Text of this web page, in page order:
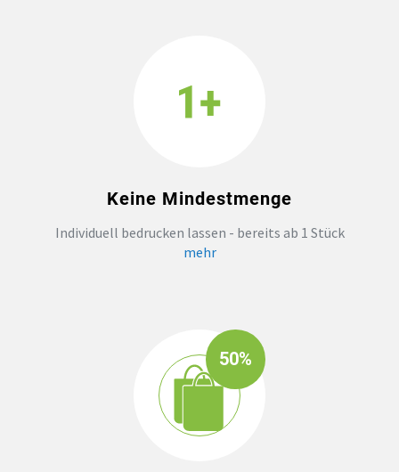
Keine Mindestmenge
Individuell bedrucken lassen - bereits ab 1 Stück
mehr
50%